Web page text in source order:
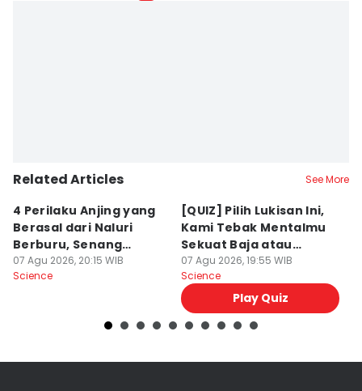
Related Articles See More
4 Perilaku Anjing yang
Berasal dari Naluri
Berburu, Senang
Mengejar!
07 Agu 2026, 20:15 WIB
Science
[QUIZ] Pilih Lukisan Ini,
Kami Tebak Mentalmu
Sekuat Baja atau
Sebaliknya
07 Agu 2026, 19:55 WIB
Science
Play Quiz